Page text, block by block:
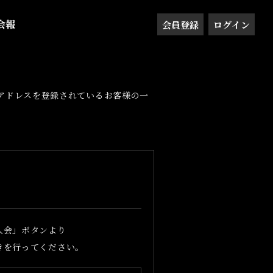
報 会員登録 ログイン
レスを登録されているお客様の一
」ボタンより
行ってください。